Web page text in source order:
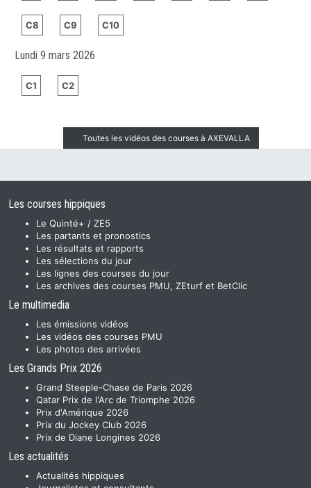
C8 C9 C10
Lundi 9 mars 2026
C1 C2
Toutes les vidéos des courses à AXEVALLA
Les courses hippiques
Le Quinté+ / ZE5
Les partants et pronostics
Les résultats et rapports
Les sélections du jour
Les lignes des courses du jour
Les archives des courses PMU, ZEturf et BetClic
Le multimedia
Les émissions vidéos
Les vidéos des courses PMU
Les photos des arrivées
Les Grands Prix 2026
Grand Steeple-Chase de Paris 2026
Qatar Prix de l'Arc de Triomphe 2026
Prix d'Amérique 2026
Prix du Jockey Club 2026
Prix de Diane Longines 2026
Les actualités
Actualités hippiques